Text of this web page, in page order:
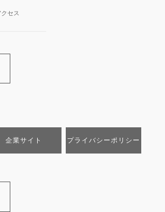
クセス
企業サイト プライバシーポリシー